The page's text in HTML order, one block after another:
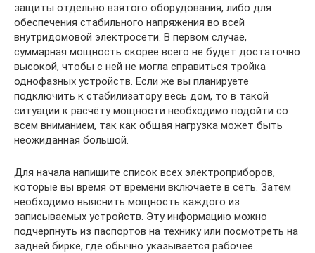
защиты отдельно взятого оборудования, либо для
обеспечения стабильного напряжения во всей
внутридомовой электросети. В первом случае,
суммарная мощность скорее всего не будет достаточно
высокой, чтобы с ней не могла справиться тройка
однофазных устройств. Если же вы планируете
подключить к стабилизатору весь дом, то в такой
ситуации к расчёту мощности необходимо подойти со
всем вниманием, так как общая нагрузка может быть
неожиданная большой.
Для начала напишите список всех электроприборов,
которые вы время от времени включаете в сеть. Затем
необходимо выяснить мощность каждого из
записываемых устройств. Эту информацию можно
подчерпнуть из паспортов на технику или посмотреть на
задней бирке, где обычно указывается рабочее